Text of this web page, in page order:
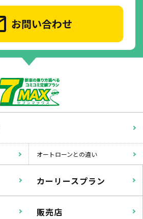
お問い合わせ
オートローンとの違い
カーリースプラン
販売店